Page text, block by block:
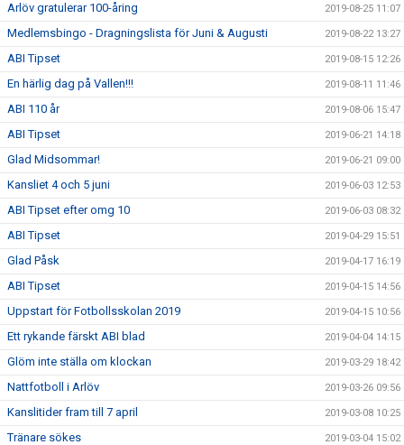
Arlöv gratulerar 100-åring 2019-08-25 11:07
Medlemsbingo - Dragningslista för Juni & Augusti 2019-08-22 13:27
ABI Tipset 2019-08-15 12:26
En härlig dag på Vallen!!! 2019-08-11 11:46
ABI 110 år 2019-08-06 15:47
ABI Tipset 2019-06-21 14:18
Glad Midsommar! 2019-06-21 09:00
Kansliet 4 och 5 juni 2019-06-03 12:53
ABI Tipset efter omg 10 2019-06-03 08:32
ABI Tipset 2019-04-29 15:51
Glad Påsk 2019-04-17 16:19
ABI Tipset 2019-04-15 14:56
Uppstart för Fotbollsskolan 2019 2019-04-15 10:56
Ett rykande färskt ABI blad 2019-04-04 14:15
Glöm inte ställa om klockan 2019-03-29 18:42
Nattfotboll i Arlöv 2019-03-26 09:56
Kanslitider fram till 7 april 2019-03-08 10:25
Tränare sökes 2019-03-04 15:02